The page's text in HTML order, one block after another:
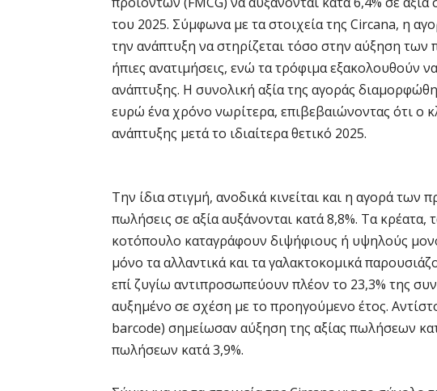
του 2025. Σύμφωνα με τα στοιχεία της Circana, η
την ανάπτυξη να στηρίζεται τόσο στην αύξηση
ήπιες ανατιμήσεις, ενώ τα τρόφιμα εξακολουθούν
ανάπτυξης. Η συνολική αξία της αγοράς
ευρώ ένα χρόνο νωρίτερα, επιβεβαιώνοντας ότι ο
ανάπτυξης μετά το ιδιαίτερα θετικό 2025.
Την ίδια στιγμή, ανοδικά κινείται και η αγορά
πωλήσεις σε αξία αυξάνονται κατά 8,8%. Τα κρέατα,
κοτόπουλο καταγράφουν διψήφιους ή υψηλούς
μόνο τα αλλαντικά και τα γαλακτοκομικά
επί ζυγίω αντιπροσωπεύουν πλέον το 23,3% της
αυξημένο σε σχέση με το προηγούμενο έτος.
barcode) σημείωσαν αύξηση της αξίας πωλήσεων
πωλήσεων κατά 3,9%.